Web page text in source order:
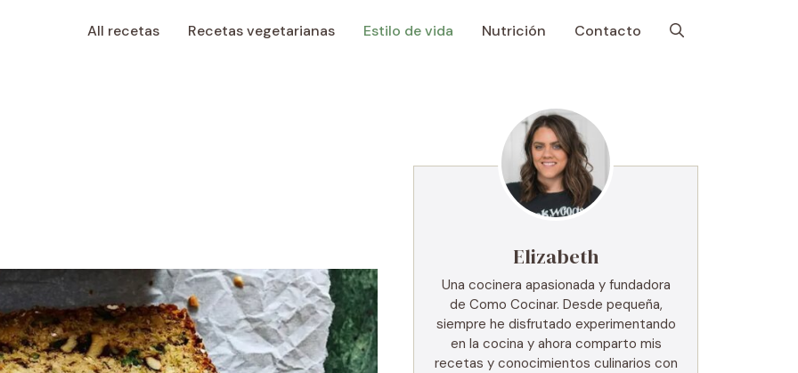
All recetas Recetas vegetarianas Estilo de vida Nutrición Contacto
Elizabeth
Una cocinera apasionada y fundadora
de Como Cocinar. Desde pequeña,
siempre he disfrutado experimentando
en la cocina y ahora comparto mis
recetas y conocimientos culinarios con